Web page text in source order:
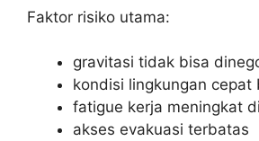
Faktor risiko utama:
gravitasi tidak bisa
kondisi lingkungan cepat
fatigue kerja meningkat
akses evakuasi terbatas